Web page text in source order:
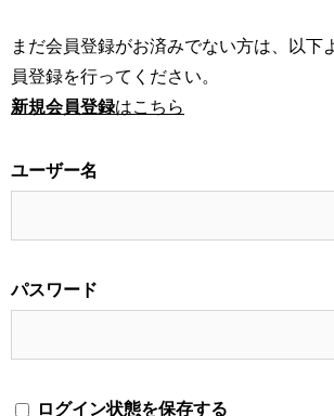
まだ会員登録がお済みでない方は、以下
員登録を行ってください。
新規会員登録はこちら
ユーザー名
パスワード
ログイン状態を保存する